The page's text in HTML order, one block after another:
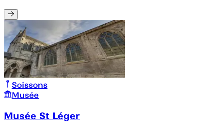
Soissons
Musée
Musée St Léger